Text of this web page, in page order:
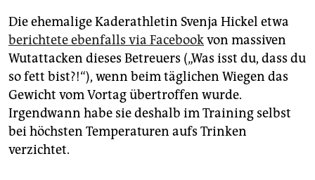
Die ehemalige Kaderathletin Svenja Hickel etwa
berichtete ebenfalls via Facebookvon massiven
Wutattacken dieses Betreuers („Was isst du, dass du
so fett bist?!“), wenn beim täglichen Wiegen das
Gewicht vom Vortag übertroffen wurde.
Irgendwann habe sie deshalb im Training selbst
bei höchsten Temperaturen aufs Trinken
verzichtet.